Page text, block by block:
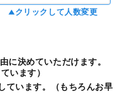
クリックして人数変更
に決めていただけます。
います）
ています。（もちろんお早